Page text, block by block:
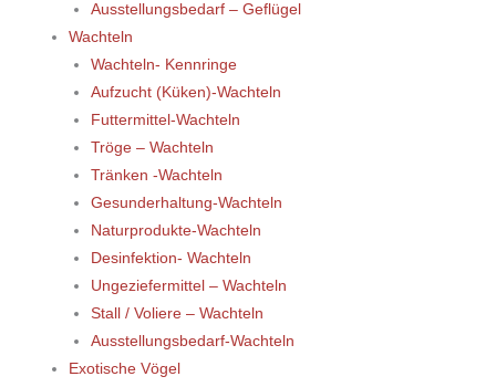
Ausstellungsbedarf – Geflügel
Wachteln
Wachteln- Kennringe
Aufzucht (Küken)-Wachteln
Futtermittel-Wachteln
Tröge – Wachteln
Tränken -Wachteln
Gesunderhaltung-Wachteln
Naturprodukte-Wachteln
Desinfektion- Wachteln
Ungeziefermittel – Wachteln
Stall / Voliere – Wachteln
Ausstellungsbedarf-Wachteln
Exotische Vögel